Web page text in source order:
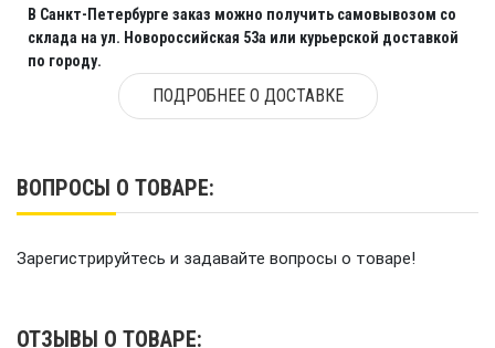
В Санкт-Петербурге заказ можно получить самовывозом со
склада на ул. Новороссийская 53а или курьерской доставкой
по городу.
ПОДРОБНЕЕ О ДОСТАВКЕ
ВОПРОСЫ О ТОВАРЕ:
Зарегистрируйтесь и задавайте вопросы о товаре!
ОТЗЫВЫ О ТОВАРЕ: